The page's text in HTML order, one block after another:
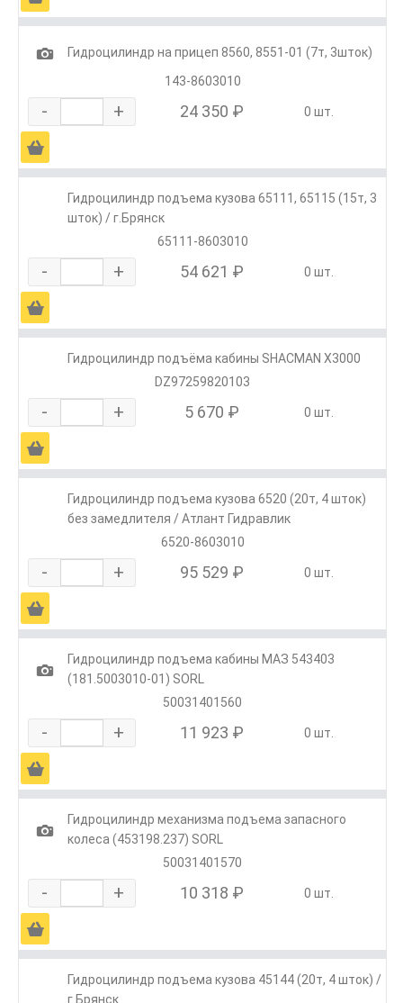
1
Гидроцилиндр на прицеп 8560, 8551-01 (7т, 3шток)
143-8603010
- + 24 350 ₽ 0 шт.
Ä
Гидроцилиндр подъема кузова 65111, 65115 (15т, 3
шток) / г.Брянск
65111-8603010
- + 54 621 ₽ 0 шт.
Ä
Гидроцилиндр подъёма кабины SHACMAN X3000
DZ97259820103
- + 5 670 ₽ 0 шт.
Ä
Гидроцилиндр подъема кузова 6520 (20т, 4 шток)
без замедлителя / Атлант Гидравлик
6520-8603010
- + 95 529 ₽ 0 шт.
Ä
1
Гидроцилиндр подъема кабины МАЗ 543403
(181.5003010-01) SORL
50031401560
- + 11 923 ₽ 0 шт.
Ä
1
Гидроцилиндр механизма подъема запасного
колеса (453198.237) SORL
50031401570
- + 10 318 ₽ 0 шт.
Ä
Гидроцилиндр подъема кузова 45144 (20т, 4 шток) /
г.Брянск